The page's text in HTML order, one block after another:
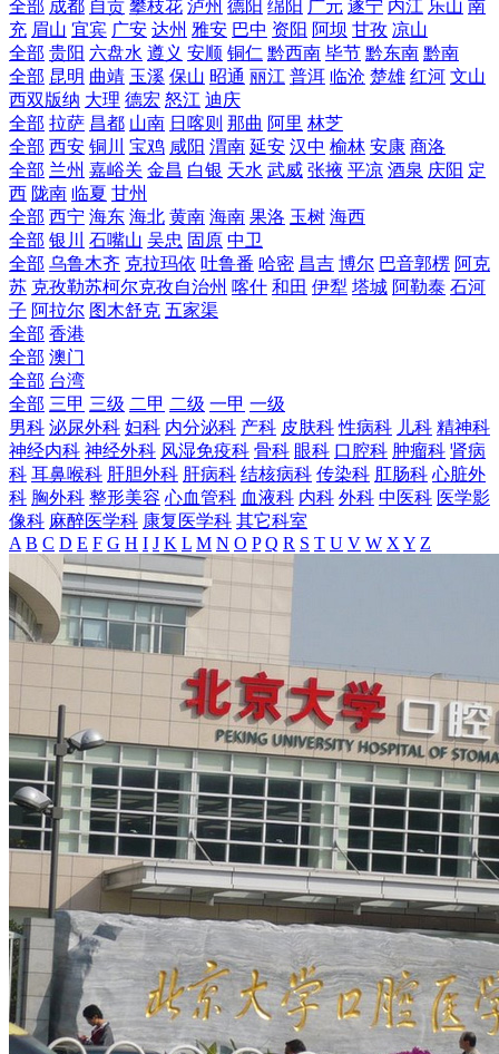
全部 成都 自贡 攀枝花 泸州 德阳 绵阳 广元 遂宁 内江 乐山 南
充 眉山 宜宾 广安 达州 雅安 巴中 资阳 阿坝 甘孜 凉山
全部 贵阳 六盘水 遵义 安顺 铜仁 黔西南 毕节 黔东南 黔南
全部 昆明 曲靖 玉溪 保山 昭通 丽江 普洱 临沧 楚雄 红河 文山
西双版纳 大理 德宏 怒江 迪庆
全部 拉萨 昌都 山南 日喀则 那曲 阿里 林芝
全部 西安 铜川 宝鸡 咸阳 渭南 延安 汉中 榆林 安康 商洛
全部 兰州 嘉峪关 金昌 白银 天水 武威 张掖 平凉 酒泉 庆阳 定
西 陇南 临夏 甘州
全部 西宁 海东 海北 黄南 海南 果洛 玉树 海西
全部 银川 石嘴山 吴忠 固原 中卫
全部 乌鲁木齐 克拉玛依 吐鲁番 哈密 昌吉 博尔 巴音郭楞 阿克
苏 克孜勒苏柯尔克孜自治州 喀什 和田 伊犁 塔城 阿勒泰 石河
子 阿拉尔 图木舒克 五家渠
全部 香港
全部 澳门
全部 台湾
全部 三甲 三级 二甲 二级 一甲 一级
男科 泌尿外科 妇科 内分泌科 产科 皮肤科 性病科 儿科 精神科
神经内科 神经外科 风湿免疫科 骨科 眼科 口腔科 肿瘤科 肾病
科 耳鼻喉科 肝胆外科 肝病科 结核病科 传染科 肛肠科 心脏外
科 胸外科 整形美容 心血管科 血液科 内科 外科 中医科 医学影
像科 麻醉医学科 康复医学科 其它科室
A B C D E F G H I J K L M N O P Q R S T U V W X Y Z